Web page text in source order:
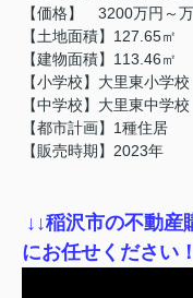
【価格】 3200万円～
【土地面積】127.65㎡
【建物面積】113.46㎡
【小学校】大里東小学校
【中学校】大里東中学校
【都市計画】1種住居
【販売時期】2023年
↓ ↓稲沢市の不動産
にお任せください